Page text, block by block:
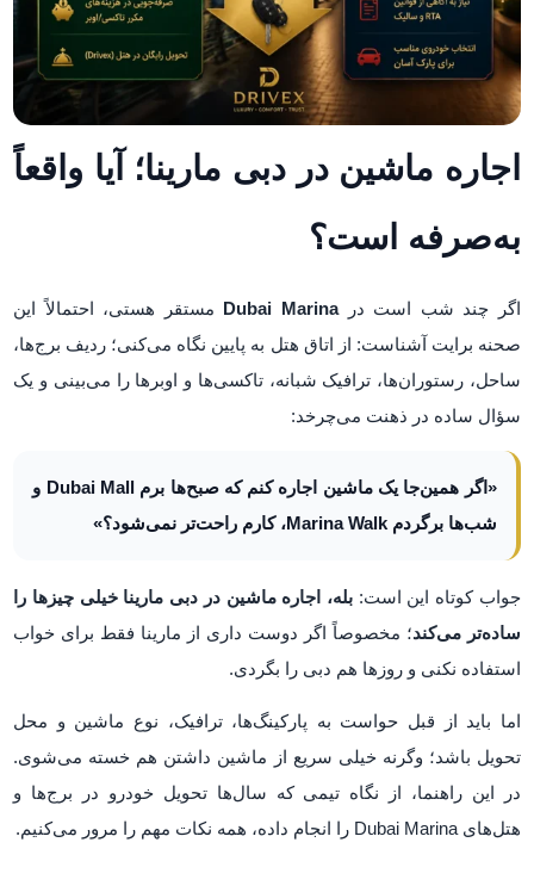
اجاره ماشین در دبی مارینا؛ آیا واقعاً
به‌صرفه است؟
اگر چند شب است درDubai Marina مستقر هستی، احتمالاً این
صحنه برایت آشناست: از اتاق هتل به پایین نگاه می‌کنی؛ ردیف برج‌ها،
ساحل، رستوران‌ها، ترافیک شبانه، تاکسی‌ها و اوبرها را می‌بینی و یک
سؤال ساده در ذهنت می‌چرخد:
«اگر همین‌جا یک ماشین اجاره کنم که صبح‌ها برم Dubai Mall و
شب‌ها برگردم Marina Walk، کارم راحت‌تر نمی‌شود؟»
جواب کوتاه این است:بله، اجاره ماشین در دبی مارینا خیلی چیزها را
ساده‌تر می‌کند؛ مخصوصاً اگر دوست داری از مارینا فقط برای خواب
استفاده نکنی و روزها هم دبی را بگردی.
اما باید از قبل حواست به پارکینگ‌ها، ترافیک، نوع ماشین و محل
تحویل باشد؛ وگرنه خیلی سریع از ماشین داشتن هم خسته می‌شوی.
در این راهنما، از نگاه تیمی که سال‌ها تحویل خودرو در برج‌ها و
هتل‌های Dubai Marina را انجام داده، همه نکات مهم را مرور می‌کنیم.